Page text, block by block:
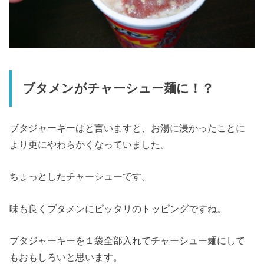
ブタメンがチャーシュー麺に！？
ブタジャーキーはと言いますと、お湯に浸かったことに
より更にやわらかくなっていました。
ちょっとしたチャーシューです。
味も良くブタメンにピッタリのトッピングですね。
ブタジャーキーを１袋全部入れてチャーシュー麺にして
もおもしろいと思います。